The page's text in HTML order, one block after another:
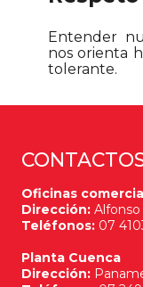
Entender
nos orienta
tolerante.
Oficinas
Dirección: Alfonso
Teléfonos: 07
Planta Cuenca
Dirección: